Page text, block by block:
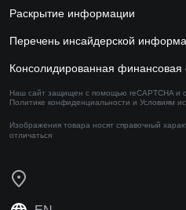
Раскрытие информации
Перечень инсайдерской
Консолидированная финансовая
Наш сайт защищен с помощью reCAPTCHA и
Политике конфиденциальности и Условиям
Изображения товара носят справочный
отличаться